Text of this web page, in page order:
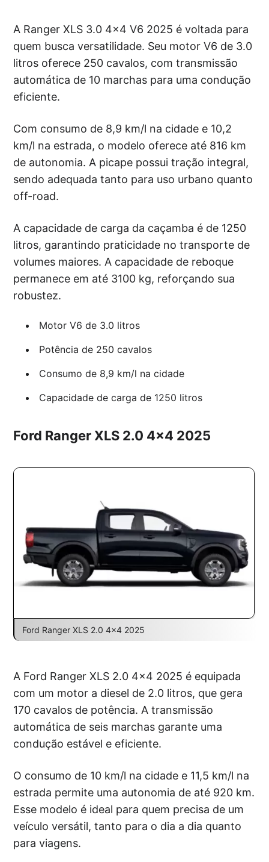
A Ranger XLS 3.0 4×4 V6 2025 é voltada para
quem busca versatilidade. Seu motor V6 de 3.0
litros oferece 250 cavalos, com transmissão
automática de 10 marchas para uma condução
eficiente.
Com consumo de 8,9 km/l na cidade e 10,2
km/l na estrada, o modelo oferece até 816 km
de autonomia. A picape possui tração integral,
sendo adequada tanto para uso urbano quanto
off-road.
A capacidade de carga da caçamba é de 1250
litros, garantindo praticidade no transporte de
volumes maiores. A capacidade de reboque
permanece em até 3100 kg, reforçando sua
robustez.
Motor V6 de 3.0 litros
Potência de 250 cavalos
Consumo de 8,9 km/l na cidade
Capacidade de carga de 1250 litros
Ford Ranger XLS 2.0 4×4 2025
Ford Ranger XLS 2.0 4×4 2025
A Ford Ranger XLS 2.0 4×4 2025 é equipada
com um motor a diesel de 2.0 litros, que gera
170 cavalos de potência. A transmissão
automática de seis marchas garante uma
condução estável e eficiente.
O consumo de 10 km/l na cidade e 11,5 km/l na
estrada permite uma autonomia de até 920 km.
Esse modelo é ideal para quem precisa de um
veículo versátil, tanto para o dia a dia quanto
para viagens.